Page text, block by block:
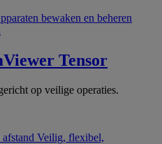
bewaken en beheren
Tensor
op veilige operaties.
Veilig, flexibel,